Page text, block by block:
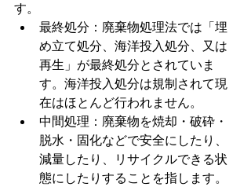
す。
最終処分：廃棄物処理法では「埋
め立て処分、海洋投入処分、又は
再生」が最終処分とされていま
す。海洋投入処分は規制されて現
在はほとんど行われません。
中間処理：廃棄物を焼却・破砕・
脱水・固化などで安全にしたり、
減量したり、リサイクルできる状
態にしたりすることを指します。